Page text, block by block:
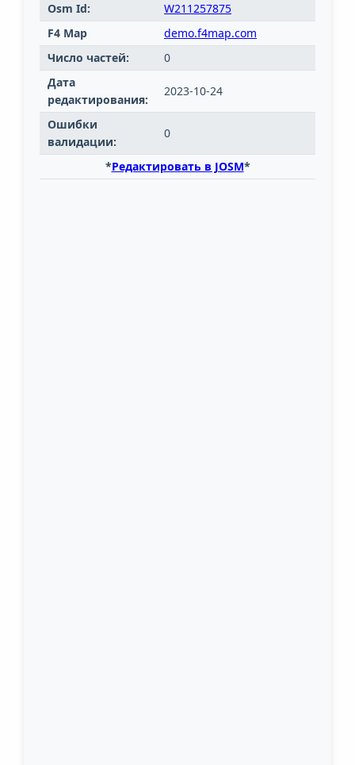
Osm Id:
W211257875
F4 Map
demo.f4map.com
Число частей:
0
Дата
редактирования:
2023-10-24
Ошибки
валидации:
0
*Редактировать в JOSM*